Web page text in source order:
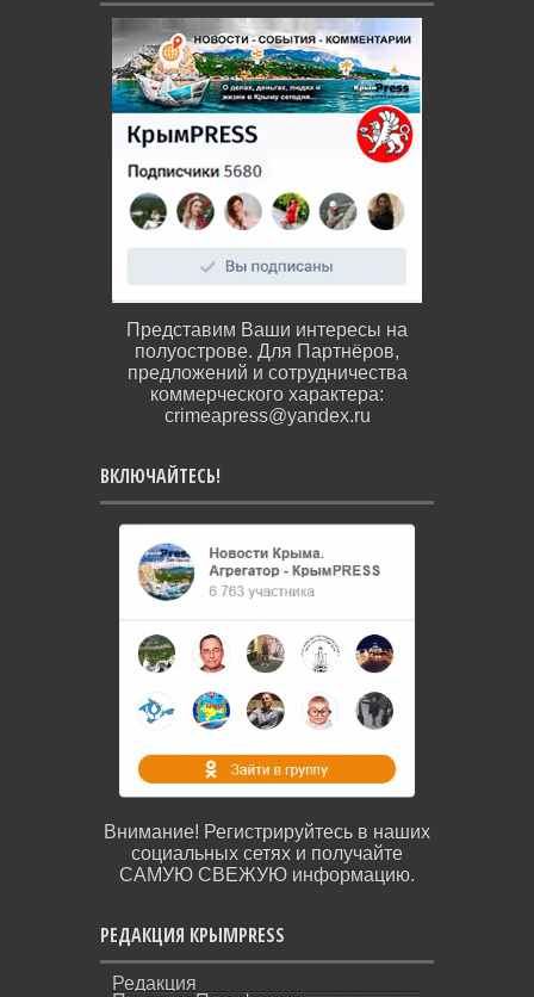
Представим Ваши интересы на
полуострове. Для Партнёров,
предложений и сотрудничества
коммерческого характера:
crimeapress@yandex.ru
ВКЛЮЧАЙТЕСЬ!
Внимание! Регистрируйтесь в наших
социальных сетях и получайте
САМУЮ СВЕЖУЮ информацию.
РЕДАКЦИЯ КРЫМPRESS
Редакция